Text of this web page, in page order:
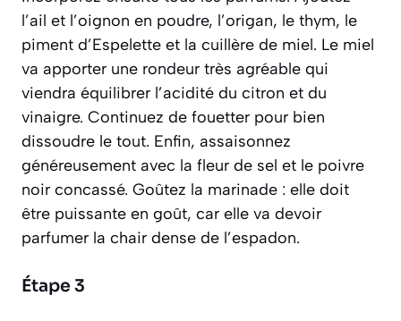
l’ail et l’oignon en poudre, l’origan, le thym, le
piment d’Espelette et la cuillère de miel. Le miel
va apporter une rondeur très agréable qui
viendra équilibrer l’acidité du citron et du
vinaigre. Continuez de fouetter pour bien
dissoudre le tout. Enfin, assaisonnez
généreusement avec la fleur de sel et le poivre
noir concassé. Goûtez la marinade : elle doit
être puissante en goût, car elle va devoir
parfumer la chair dense de l’espadon.
Étape 3